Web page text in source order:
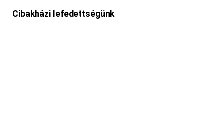
Cibakházi lefedettségünk